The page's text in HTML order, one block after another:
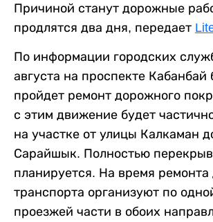
Причиной станут дорожные
продлятся два дня, передает
По информации городских
августа на проспекте Кабанбай
пройдет ремонт дорожного
с этим движение будет
на участке от улицы Калкаман
Сарайшык. Полностью
планируется. На время
транспорта организуют по
проезжей части в обоих